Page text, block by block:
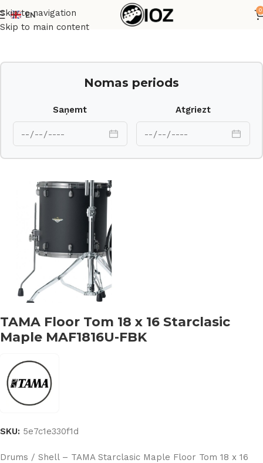
Skip to navigation
Skip to main content
EN
0
Sākums Bungas Korpusi
Nomas periods
Saņemt Atgriezt
TAMA Floor Tom 18 x 16 Starclasic
Maple MAF1816U-FBK
SKU: 5e7c1e330f1d
Drums / Shell – TAMA Starclasic Maple Floor Tom 18 x 16